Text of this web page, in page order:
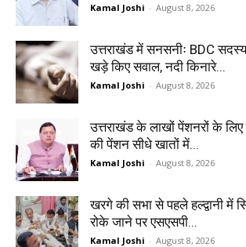
Kamal Joshi - August 8, 2026
उत्तराखंड में सनसनीः BDC
खड़े किए सवाल, नदी किनारे...
Kamal Joshi - August 8, 2026
उत्तराखंड के लाखों पेंशनरों के
की पेंशन सीधे खातों में...
Kamal Joshi - August 8, 2026
खरगे की सभा से पहले हल्द्वानी में
रोके जाने पर एसएसपी...
Kamal Joshi - August 8, 2026